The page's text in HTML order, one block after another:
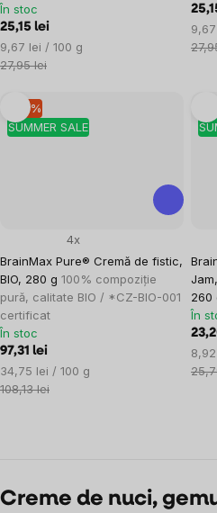
În stoc
25,15 lei
Evaluare
preţ:
9,67 lei / 100 g
27,95 lei
preţ:
SUMMER SALE
–10 %
BrainMax Pure® Cremă de fistic,
BIO, 280 g 100% compoziție
pură, calitate BIO / *CZ-BIO-001
certificat
4x
În stoc
97,31 lei
Evaluare
preţ:
34,75 lei / 100 g
108,13 lei
260
În
preţ:
Creme de nuci,